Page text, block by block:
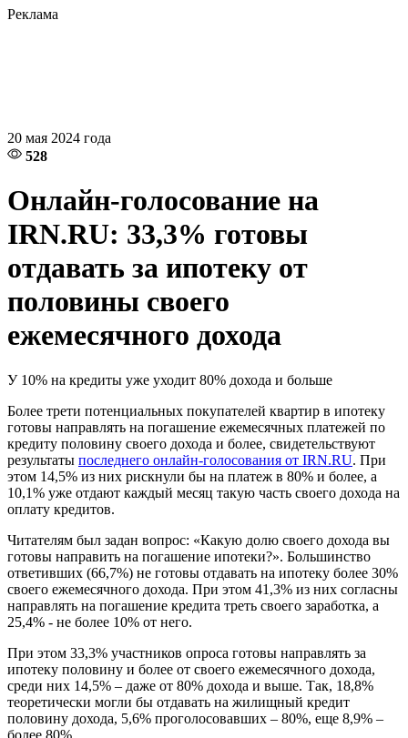
Реклама
20 мая 2024 года
528
Онлайн-голосование на
IRN.RU: 33,3% готовы
отдавать за ипотеку от
половины своего
ежемесячного дохода
У 10% на кредиты уже уходит 80% дохода и больше
Более трети потенциальных покупателей квартир в ипотеку
готовы направлять на погашение ежемесячных платежей по
кредиту половину своего дохода и более, свидетельствуют
результаты последнего онлайн-голосования от IRN.RU. При
этом 14,5% из них рискнули бы на платеж в 80% и более, а
10,1% уже отдают каждый месяц такую часть своего дохода на
оплату кредитов.
Читателям был задан вопрос: «Какую долю своего дохода вы
готовы направить на погашение ипотеки?». Большинство
ответивших (66,7%) не готовы отдавать на ипотеку более 30%
своего ежемесячного дохода. При этом 41,3% из них согласны
направлять на погашение кредита треть своего заработка, а
25,4% - не более 10% от него.
При этом 33,3% участников опроса готовы направлять за
ипотеку половину и более от своего ежемесячного дохода,
среди них 14,5% – даже от 80% дохода и выше. Так, 18,8%
теоретически могли бы отдавать на жилищный кредит
половину дохода, 5,6% проголосовавших – 80%, еще 8,9% –
более 80%.